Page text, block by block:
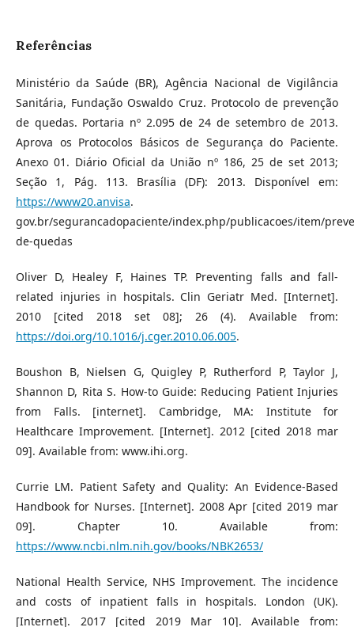
Referências
Ministério da Saúde (BR), Agência Nacional de Vigilância
Sanitária, Fundação Oswaldo Cruz. Protocolo de prevenção
de quedas. Portaria nº 2.095 de 24 de setembro de 2013.
Aprova os Protocolos Básicos de Segurança do Paciente.
Anexo 01. Diário Oficial da União nº 186, 25 de set 2013;
Seção 1, Pág. 113. Brasília (DF): 2013. Disponível em:
https://www20.anvisa.
gov.br/segurancadopaciente/index.php/publicacoes/item/
de-quedas
Oliver D, Healey F, Haines TP. Preventing falls and fall-
related injuries in hospitals. Clin Geriatr Med. [Internet].
2010 [cited 2018 set 08]; 26 (4). Available from:
https://doi.org/10.1016/j.cger.2010.06.005.
Boushon B, Nielsen G, Quigley P, Rutherford P, Taylor J,
Shannon D, Rita S. How-to Guide: Reducing Patient Injuries
from Falls. [internet]. Cambridge, MA: Institute for
Healthcare Improvement. [Internet]. 2012 [cited 2018 mar
09]. Available from: www.ihi.org.
Currie LM. Patient Safety and Quality: An Evidence-Based
Handbook for Nurses. [Internet]. 2008 Apr [cited 2019 mar
09]. Chapter 10. Available from:
https://www.ncbi.nlm.nih.gov/books/NBK2653/
National Health Service, NHS Improvement. The incidence
and costs of inpatient falls in hospitals. London (UK).
[Internet]. 2017 [cited 2019 Mar 10]. Available from: